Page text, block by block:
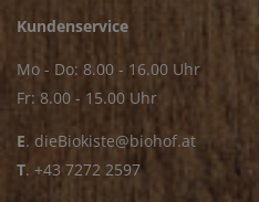
Kundenservice
Mo - Do: 8.00 - 16.00 Uhr
Fr: 8.00 - 15.00 Uhr
E. dieBiokiste@biohof.at
T. +43 7272 2597